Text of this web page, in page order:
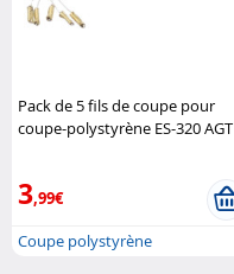
Pack de 5 fils de coupe pour
coupe-polystyrène ES-320 AGT
3,99€
Coupe polystyrène